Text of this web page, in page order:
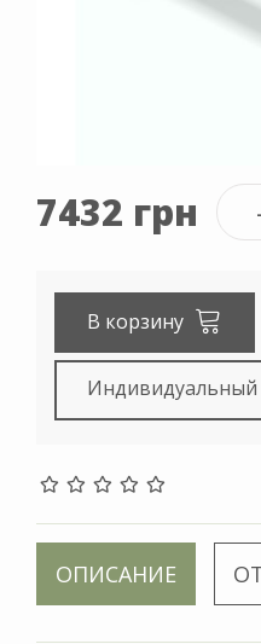
7432 грн
В корзину
Индивидуальный
ОПИСАНИЕ